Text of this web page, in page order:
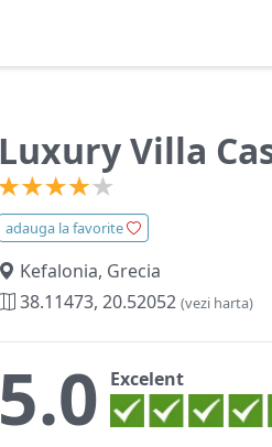
Luxury Villa
adauga la favorite
Kefalonia, Grecia
38.11473, 20.52052 (vezi harta)
5.0 Excelent